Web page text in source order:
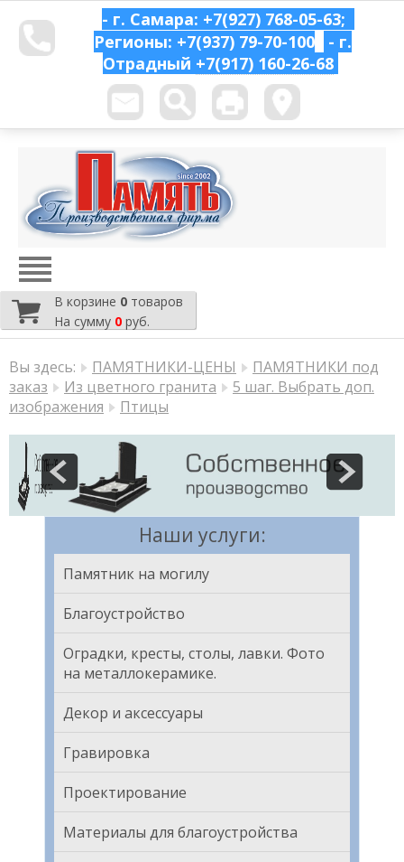
- г. Самара: +7(927) 768-05-63;
Регионы: +7(937) 79-70-100
- г.
Отрадный +7(917) 160-26-68
В корзине 0 товаров
На сумму 0 руб.
Вы здесь: ПАМЯТНИКИ-ЦЕНЫ
ПАМЯТНИКИ под
заказ
Из цветного гранита
5 шаг. Выбрать доп.
изображения
Птицы
Наши услуги:
Памятник на могилу
Благоустройство
Оградки, кресты, столы, лавки. Фото
на металлокерамике.
Декор и аксессуары
Гравировка
Проектирование
Материалы для благоустройства